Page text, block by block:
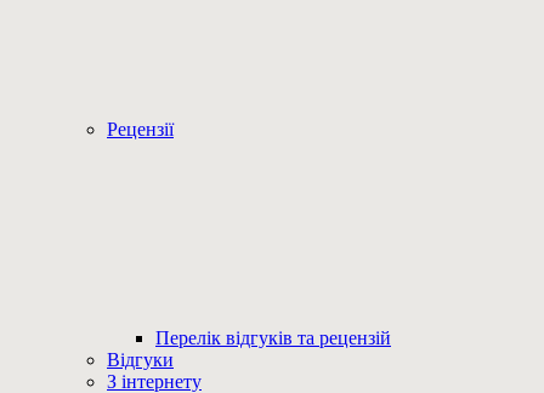
Рецензії
Перелік відгуків та рецензій
Відгуки
З інтернету